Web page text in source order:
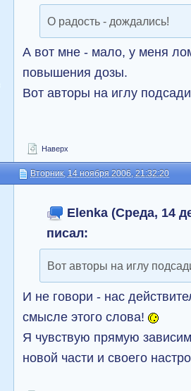
О радость - дождались!
А вот мне - мало, у меня
повышения дозы.
Вот авторы на иглу
Наверх
Вторник, 14 ноября 2006, 21:32:20
Elenka (Среда, 14
писал:
Вот авторы на иглу
И не говори - нас
смысле этого слова!
Я чувствую прямую
новой части и своего